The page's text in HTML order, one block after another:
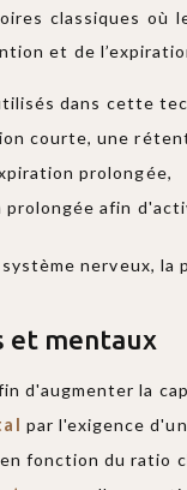
classiques où
et de
dans cette
courte, une
prolongée,
afin
nerveux, la
et mentaux
d'augmenter la
par l'exigence
en fonction du ratio